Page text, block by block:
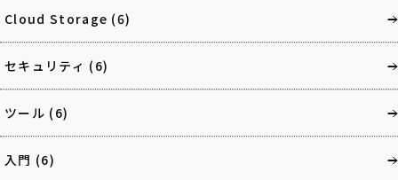
Cloud Storage (6)
セキュリティ (6)
ツール (6)
入門 (6)